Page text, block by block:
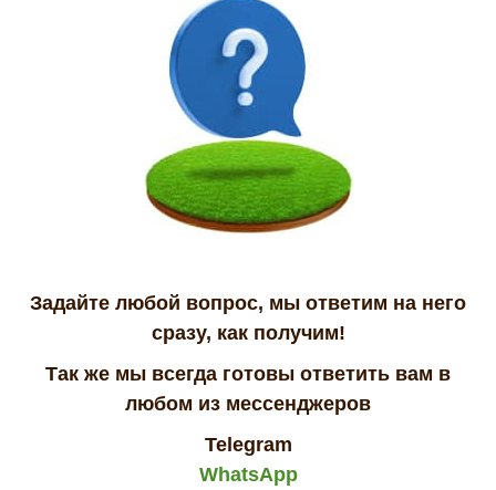
Задайте любой вопрос, мы ответим на него
сразу, как получим!
Так же мы всегда готовы ответить вам в
любом из мессенджеров
Telegram
WhatsApp